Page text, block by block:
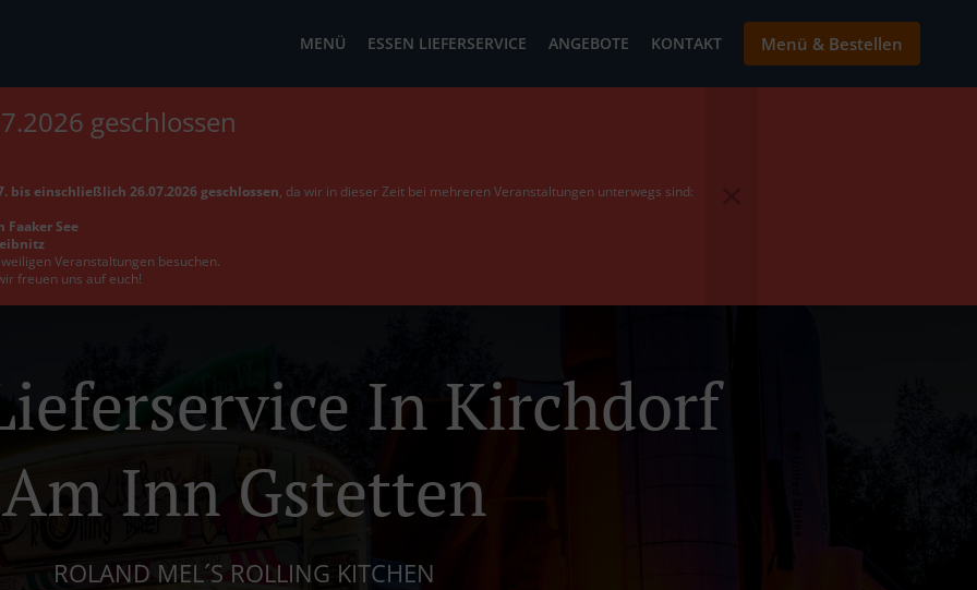
MENÜ ESSEN LIEFERSERVICE ANGEBOTE KONTAKT Menü & Bestellen
geschlossen
bis einschließlich 26.07.2026 geschlossen, da wir in dieser Zeit bei mehreren Veranstaltungen unterwegs sind:
Faaker See
Veranstaltungen besuchen.
freuen uns auf euch!
In Kirchdorf
Am Inn Gstetten
ROLAND MEL´S ROLLING KITCHEN